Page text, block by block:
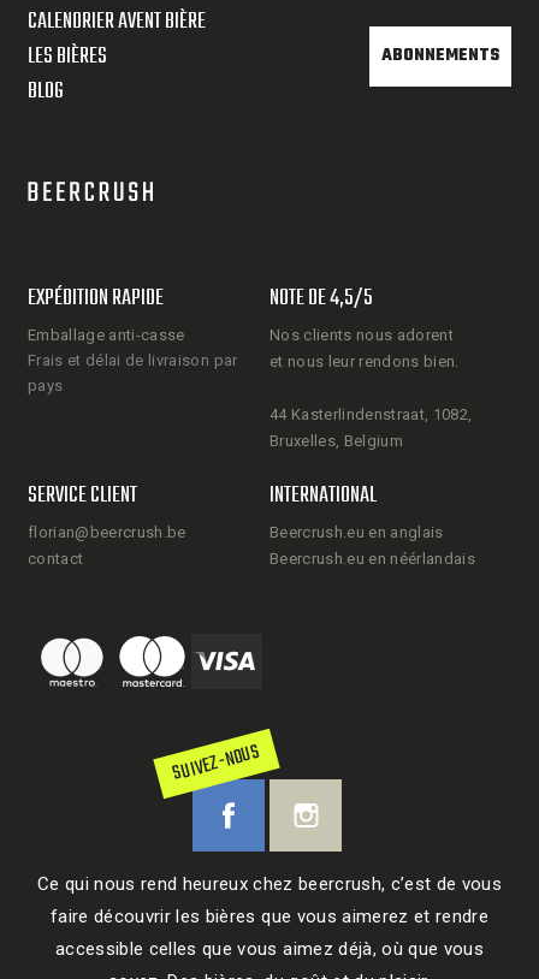
CALENDRIER AVENT BIÈRE
LES BIÈRES
BLOG
ABONNEMENTS
EXPÉDITION RAPIDE
Emballage anti-casse
Frais et délai de livraison par
pays
NOTE DE 4,5/5
Nos clients nous adorent
et nous leur rendons bien.
44 Kasterlindenstraat, 1082,
Bruxelles, Belgium
SERVICE CLIENT
florian@beercrush.be
contact
INTERNATIONAL
Beercrush.eu en anglais
Beercrush.eu en néérlandais
SUIVEZ-NOUS
Ce qui nous rend heureux chez beercrush, c’est de vous
faire découvrir les bières que vous aimerez et rendre
accessible celles que vous aimez déjà, où que vous